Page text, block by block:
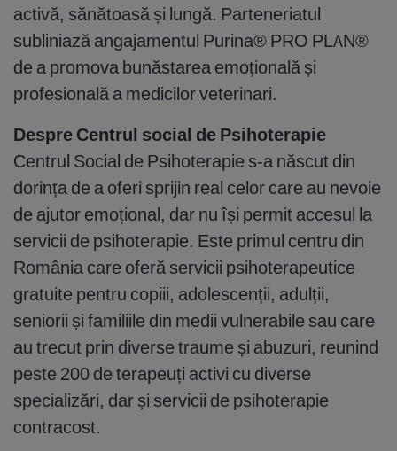
activă, sănătoasă și lungă. Parteneriatul
subliniază angajamentul Purina® PRO PLAN®
de a promova bunăstarea emoțională și
profesională a medicilor veterinari.
Despre Centrul social de Psihoterapie
Centrul Social de Psihoterapie s-a născut din
dorința de a oferi sprijin real celor care au nevoie
de ajutor emoțional, dar nu își permit accesul la
servicii de psihoterapie. Este primul centru din
România care oferă servicii psihoterapeutice
gratuite pentru copiii, adolescenții, adulții,
seniorii și familiile din medii vulnerabile sau care
au trecut prin diverse traume și abuzuri, reunind
peste 200 de terapeuți activi cu diverse
specializări, dar și servicii de psihoterapie
contracost.